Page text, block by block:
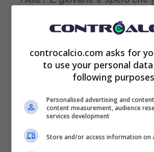
Montella,
tecnico della nazionale turca a
della situazione di Kenan Yildiz
l’ex allenatore di Milan e
classe 2005 come lui ha
sicuramente di giocare e di
continuità. Il ct tuttavia
controcalcio.com asks for
to use your personal
following
Personalised advertising and
content measurement, audience
services development
Store and/or access information on